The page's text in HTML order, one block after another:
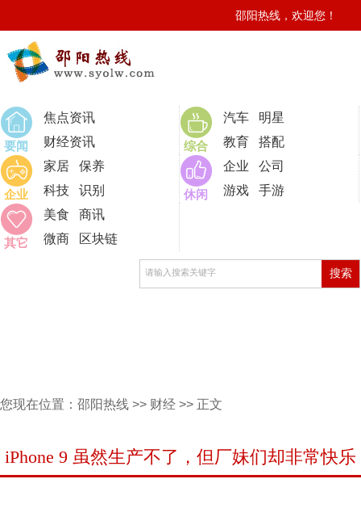
邵阳热线，欢迎您！
要闻
焦点资讯
财经资讯
综合
汽车
明星
教育
搭配
企业
家居
保养
科技
识别 休闲
企业
公司
游戏
手游
其它
美食
商讯
微商
区块链
您现在位置： 邵阳热线 >> 财经 >> 正文
iPhone 9 虽然生产不了，但厂妹们却非常快乐